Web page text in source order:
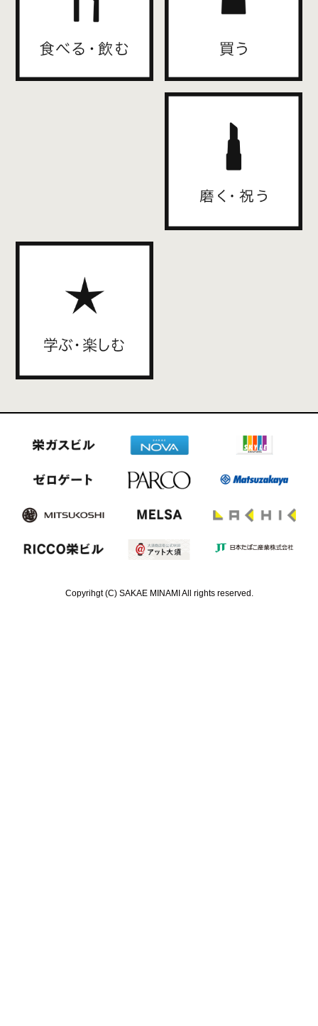
Copyrihgt (C) SAKAE MINAMI All rights reserved.